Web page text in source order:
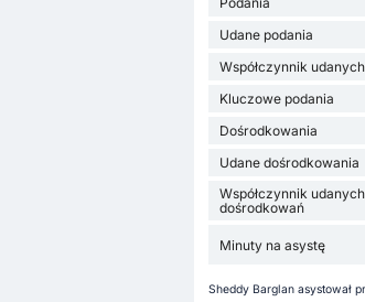
Udane podania
Współczynnik
Kluczowe podania
Dośrodkowania
Udane dośrodkowania
Współczynnik udanych
dośrodkowań
Minuty na asystę
Sheddy Barglan asystował